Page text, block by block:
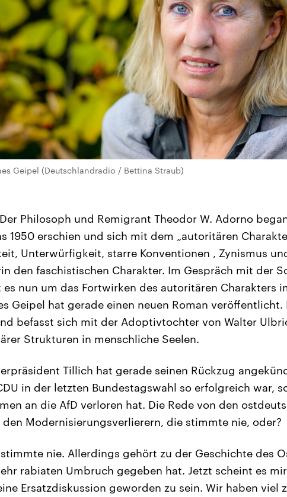
Geipel (Deutschlandradio / Bettina Straub)
Der Philosoph und Remigrant Theodor W. Adorno
1950 erschien und sich mit dem „autoritären
Unterwürfigkeit, starre Konventionen , Zynismus
den faschistischen Charakter. Im Gespräch mit der
es nun um das Fortwirken des autoritären Charakters
Geipel hat gerade einen neuen Roman veröffentlicht.
befasst sich mit der Adoptivtochter von Walter
Strukturen in menschliche Seelen.
Tillich hat gerade seinen Rückzug
in der letzten Bundestagswahl so erfolgreich war,
an die AfD verloren hat. Die Rede von den
den Modernisierungsverlierern, die stimmte nie, oder?
nie. Allerdings gehört zu der Geschichte des
rabiaten Umbruch gegeben hat. Jetzt scheint es
Ersatzdiskussion geworden zu sein. Wir haben viel